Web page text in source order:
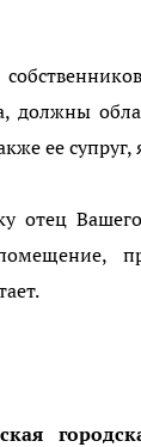
должны
ее
отец